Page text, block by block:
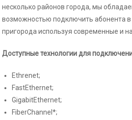
несколько районов города, мы
возможностью подключить абонента в
пригорода используя современные и
Доступные технологии для
Ethrenet;
FastEthernet;
GigabitEthernet;
FiberChannel*;